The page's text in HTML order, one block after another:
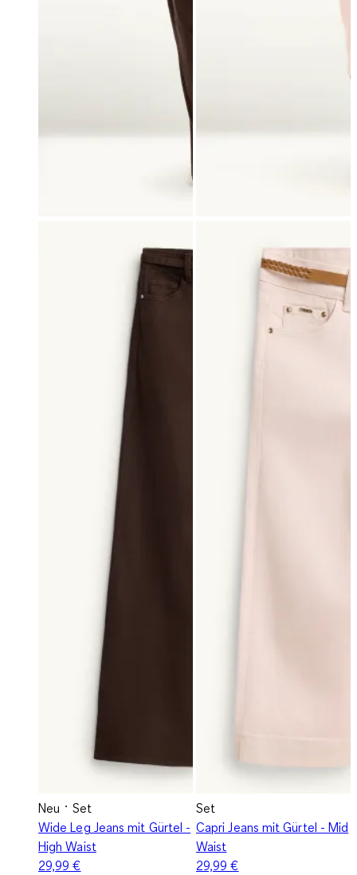
Neu
Set
Wide Leg Jeans mit Gürtel -
High Waist
29,99 €
Set
Capri Jeans mit Gürtel - Mid
Waist
29,99 €